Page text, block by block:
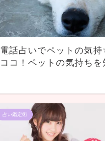
電話占いでペットの気持
ココ！ペットの気持ちを
占い鑑定術